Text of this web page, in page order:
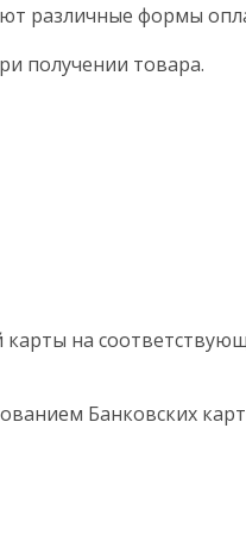
различные формы
получении товара.
на
Банковских